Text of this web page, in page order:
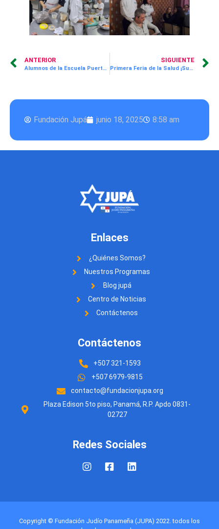
ANTERIOR
Alumnos de la Escuela Puerto Rico y el Colegio Isaac Rabin participan en jornada especial del programa Aprende Divirtiéndote
SIGUIENTE
Primera Feria de la Salud ¡Supérate! JUPÁ promoviendo el bienestar físico y mental
Fundación Jupá junio 18, 2025 8:58 am
Enlaces
¿Quiénes Somos?
Nuestros Programas
Blog jupá
Centro de Noticias
Contáctenos
Contáctenos
+507 321-1593
+507 6979-9815
contacto@fundacionjupa.org
Plaza Edison 5to piso, Panamá, R.P. Apdo 0831-
02727
Redes Sociales
Copyright © Fundación Judío Panameña (JUPA) 2022. todos los